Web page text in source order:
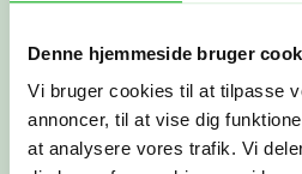
Denne hjemmeside bruger
Vi bruger cookies til at tilpasse
annoncer, til at vise dig
at analysere vores trafik. Vi
Sammen
ud